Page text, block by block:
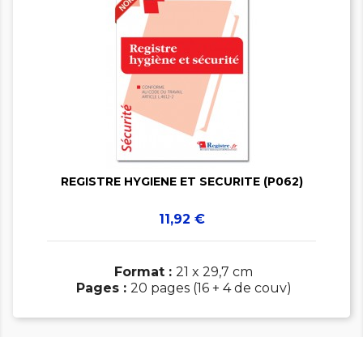


REGISTRE HYGIENE ET SECURITE (P062)
Prix
11,92 €
Format : 21 x 29,7 cm
Pages : 20 pages (16 + 4 de couv)